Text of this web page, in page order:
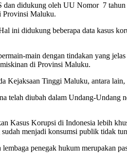
didukung oleh UU Nomor 7
Provinsi Maluku.
ini didukung beberapa data kasus
main dengan tindakan yang
di Provinsi Maluku.
Kejaksaan Tinggi Maluku, antara
diubah dalam Undang-Undang
Kasus Korupsi di Indonesia lebih
menjadi konsumsi publik tidak
penegak hukum merupakan